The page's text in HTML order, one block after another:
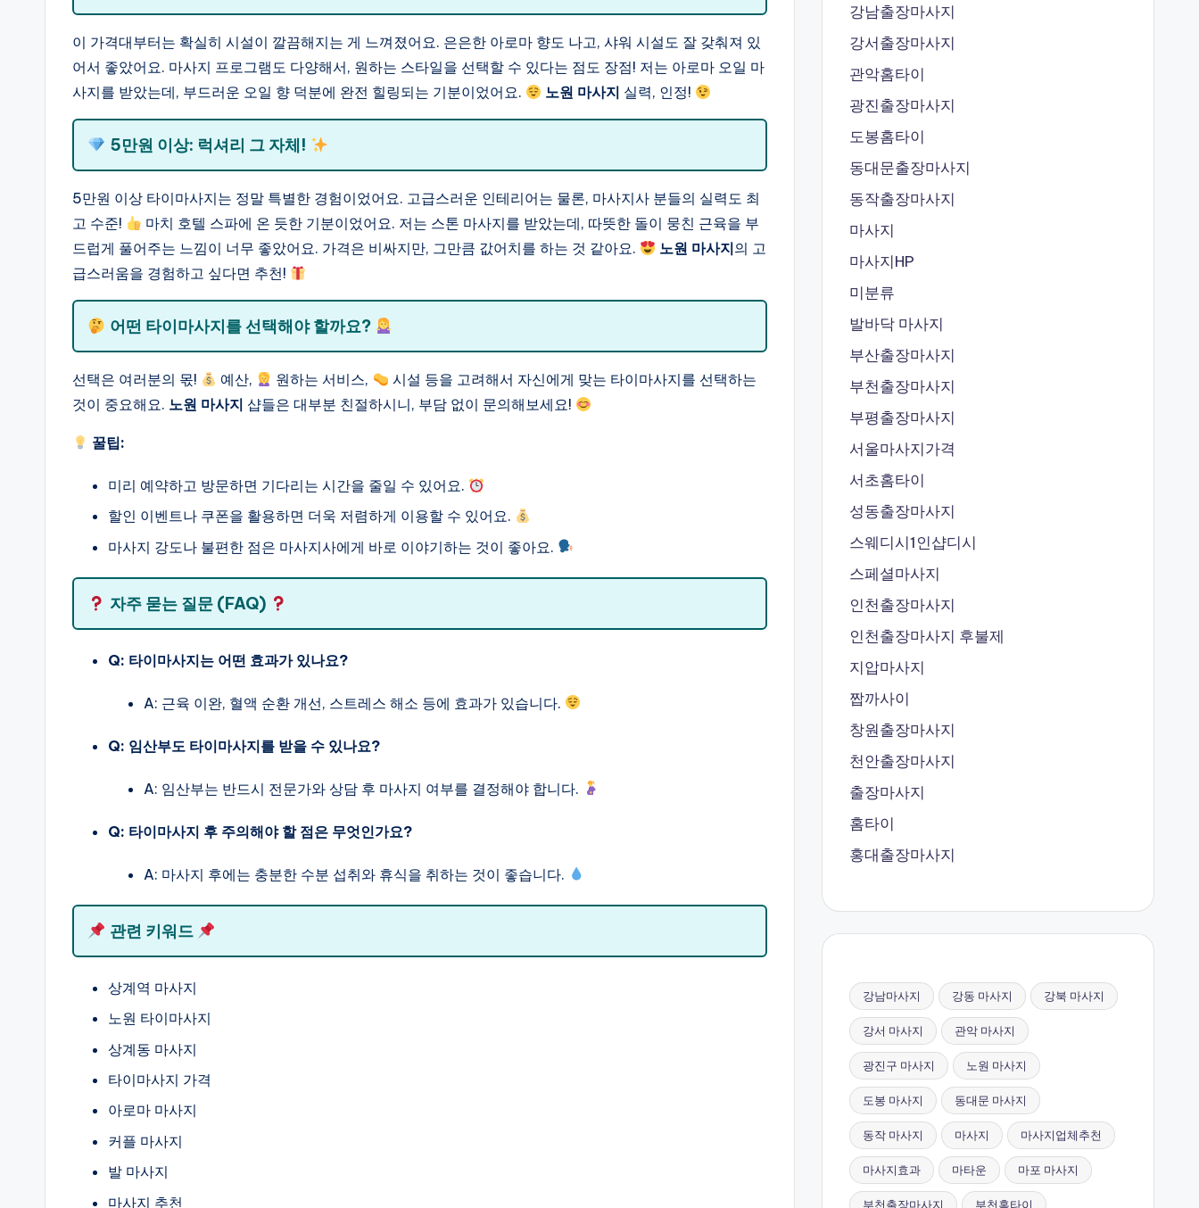
이 가격대부터는 확실히 시설이 깔끔해지는 게 느껴졌어요. 은은한 아로마 향도 나고, 샤워 시설도 잘 갖춰져 있
어서 좋았어요. 마사지 프로그램도 다양해서, 원하는 스타일을 선택할 수 있다는 점도 장점! 저는 아로마 오일 마
사지를 받았는데, 부드러운 오일 향 덕분에 완전 힐링되는 기분이었어요.
노원 마사지 실력, 인정!
5만원 이상: 럭셔리 그 자체!
5만원 이상 타이마사지는 정말 특별한 경험이었어요. 고급스러운 인테리어는 물론, 마사지사 분들의 실력도 최
고 수준!
마치 호텔 스파에 온 듯한 기분이었어요. 저는 스톤 마사지를 받았는데, 따뜻한 돌이 뭉친 근육을 부
드럽게 풀어주는 느낌이 너무 좋았어요. 가격은 비싸지만, 그만큼 값어치를 하는 것 같아요.
노원 마사지의 고
급스러움을 경험하고 싶다면 추천!
어떤 타이마사지를 선택해야 할까요?
선택은 여러분의 몫! 예산, 원하는 서비스,
시설 등을 고려해서 자신에게 맞는 타이마사지를 선택하는
것이 중요해요. 노원 마사지 샵들은 대부분 친절하시니, 부담 없이 문의해보세요!
꿀팁:
미리 예약하고 방문하면 기다리는 시간을 줄일 수 있어요.
할인 이벤트나 쿠폰을 활용하면 더욱 저렴하게 이용할 수 있어요.
마사지 강도나 불편한 점은 마사지사에게 바로 이야기하는 것이 좋아요.
자주 묻는 질문 (FAQ)
Q: 타이마사지는 어떤 효과가 있나요?
A: 근육 이완, 혈액 순환 개선, 스트레스 해소 등에 효과가 있습니다.
Q: 임산부도 타이마사지를 받을 수 있나요?
A: 임산부는 반드시 전문가와 상담 후 마사지 여부를 결정해야 합니다.
Q: 타이마사지 후 주의해야 할 점은 무엇인가요?
A: 마사지 후에는 충분한 수분 섭취와 휴식을 취하는 것이 좋습니다.
관련 키워드
상계역 마사지
노원 타이마사지
상계동 마사지
타이마사지 가격
아로마 마사지
커플 마사지
발 마사지
마사지 추천
강남출장마사지
강서출장마사지
관악홈타이
광진출장마사지
도봉홈타이
동대문출장마사지
동작출장마사지
마사지
마사지HP
미분류
발바닥 마사지
부산출장마사지
부천출장마사지
부평출장마사지
서울마사지가격
서초홈타이
성동출장마사지
스웨디시1인샵디시
스페셜마사지
인천출장마사지
인천출장마사지 후불제
지압마사지
짭까사이
창원출장마사지
천안출장마사지
출장마사지
홈타이
홍대출장마사지
강남마사지 강동 마사지 강북 마사지
강서 마사지 관악 마사지
광진구 마사지 노원 마사지
도봉 마사지 동대문 마사지
동작 마사지 마사지 마사지업체추천
마사지효과 마타운 마포 마사지
부천출장마사지 부천홈타이